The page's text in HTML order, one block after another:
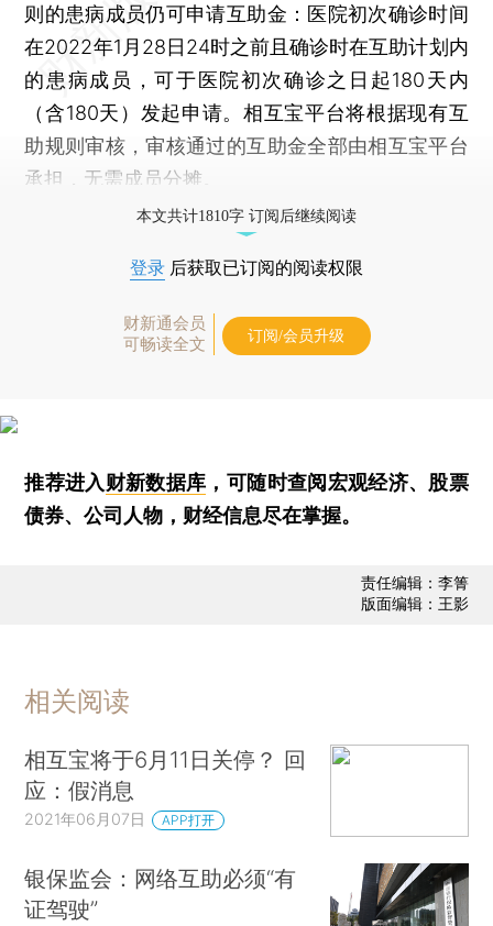
则的患病成员仍可申请互助金：医院初次确诊时间
在2022年1月28日24时之前且确诊时在互助计划内
的患病成员，可于医院初次确诊之日起180天内
（含180天）发起申请。相互宝平台将根据现有互
助规则审核，审核通过的互助金全部由相互宝平台
承担，无需成员分摊。
本文共计1810字 订阅后继续阅读
登录 后获取已订阅的阅读权限
财新通会员
可畅读全文
订阅/会员升级
推荐进入财新数据库 ，可随时查阅宏观经济、股票
债券、公司人物，财经信息尽在掌握。
责任编辑：李箐
版面编辑：王影
相关阅读
相互宝将于6月11日关停？ 回
应：假消息
2021年06月07日 APP打开
银保监会：网络互助必须“有
证驾驶”